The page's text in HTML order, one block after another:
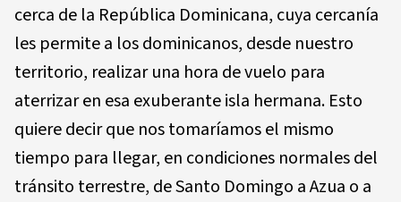
cerca de la República Dominicana, cuya cercanía
les permite a los dominicanos, desde nuestro
territorio, realizar una hora de vuelo para
aterrizar en esa exuberante isla hermana. Esto
quiere decir que nos tomaríamos el mismo
tiempo para llegar, en condiciones normales del
tránsito terrestre, de Santo Domingo a Azua o a